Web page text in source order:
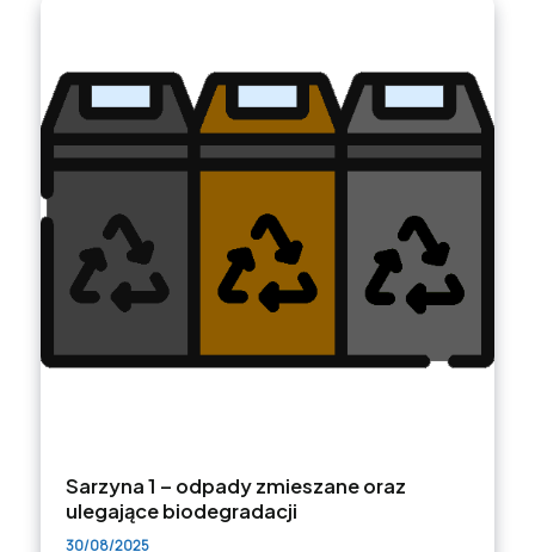
Sarzyna 1 – odpady zmieszane oraz
ulegające biodegradacji
30/08/2025